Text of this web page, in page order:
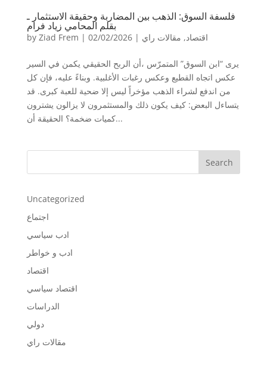
فلسفة السوق: الذهب بين المضاربة وحقيقة الاستثمار ـ
بقلم المحامي زياد فرام
by Ziad Frem | 02/02/2026| اقتصاد, مقالات راي
يرى “ابن السوق” المتمرّس ،أن الربح الحقيقي يكمن في السير
عكس اتجاه القطيع وعكس رغبات الأغلبية. وبناءً عليه، فإن كل
من اندفع لشراء الذهب مؤخراً ليس إلا ضحية للعبة كبرى. قد
يتساءل البعض: كيف يكون ذلك والمستثمرون لا يزالون يشترون
كميات ضخمة؟ ​الحقيقة أن...
Search
Uncategorized
اجتماع
ادب سياسي
ادب و خواطر
اقتصاد
اقتصاد سياسي
الدراسات
دولي
مقالات راي